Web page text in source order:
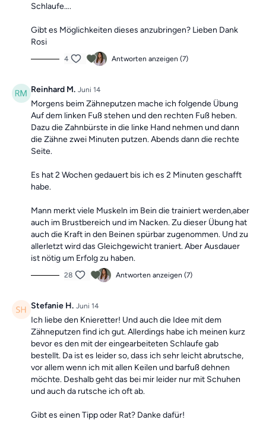
Schlaufe….
Gibt es Möglichkeiten dieses anzubringen? Lieben Dank
Rosi
4 Antworten anzeigen (7)
Reinhard M. Juni 14
Morgens beim Zähneputzen mache ich folgende Übung
Auf dem linken Fuß stehen und den rechten Fuß heben.
Dazu die Zahnbürste in die linke Hand nehmen und dann
die Zähne zwei Minuten putzen. Abends dann die rechte
Seite.
Es hat 2 Wochen gedauert bis ich es 2 Minuten geschafft
habe.
Mann merkt viele Muskeln im Bein die trainiert werden,aber
auch im Brustbereich und im Nacken. Zu dieser Übung hat
auch die Kraft in den Beinen spürbar zugenommen. Und zu
allerletzt wird das Gleichgewicht traniert. Aber Ausdauer
ist nötig um Erfolg zu haben.
28 Antworten anzeigen (7)
Stefanie H. Juni 14
Ich liebe den Knieretter! Und auch die Idee mit dem
Zähneputzen find ich gut. Allerdings habe ich meinen kurz
bevor es den mit der eingearbeiteten Schlaufe gab
bestellt. Da ist es leider so, dass ich sehr leicht abrutsche,
vor allem wenn ich mit allen Keilen und barfuß dehnen
möchte. Deshalb geht das bei mir leider nur mit Schuhen
und auch da rutsche ich oft ab.
Gibt es einen Tipp oder Rat? Danke dafür!